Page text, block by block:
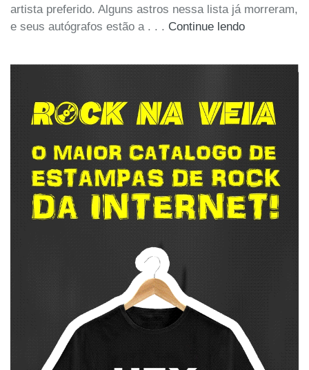
artista preferido. Alguns astros nessa lista já morreram,
e seus autógrafos estão a . . . Continue lendo